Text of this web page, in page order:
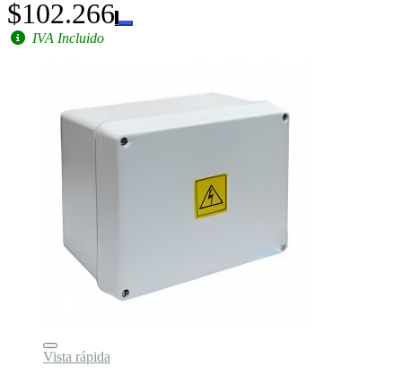
$102.266
IVA Incluido
Vista rápida